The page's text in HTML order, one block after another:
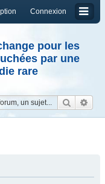
Connexion
pour les
par une
rare